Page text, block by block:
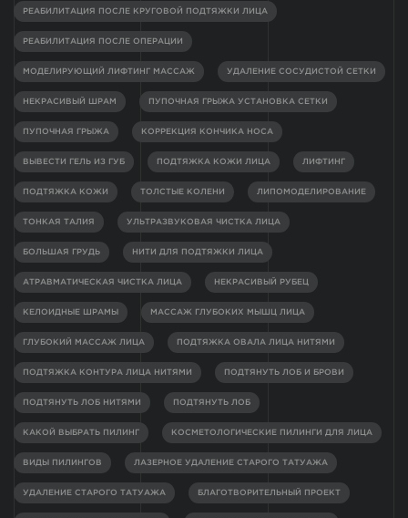
РЕАБИЛИТАЦИЯ ПОСЛЕ КРУГОВОЙ ПОДТЯЖКИ ЛИЦА
РЕАБИЛИТАЦИЯ ПОСЛЕ ОПЕРАЦИИ
МОДЕЛИРУЮЩИЙ ЛИФТИНГ МАССАЖ УДАЛЕНИЕ СОСУДИСТОЙ СЕТКИ
НЕКРАСИВЫЙ ШРАМ ПУПОЧНАЯ ГРЫЖА УСТАНОВКА СЕТКИ
ПУПОЧНАЯ ГРЫЖА КОРРЕКЦИЯ КОНЧИКА НОСА
ВЫВЕСТИ ГЕЛЬ ИЗ ГУБ ПОДТЯЖКА КОЖИ ЛИЦА ЛИФТИНГ
ПОДТЯЖКА КОЖИ ТОЛСТЫЕ КОЛЕНИ ЛИПОМОДЕЛИРОВАНИЕ
ТОНКАЯ ТАЛИЯ УЛЬТРАЗВУКОВАЯ ЧИСТКА ЛИЦА
БОЛЬШАЯ ГРУДЬ НИТИ ДЛЯ ПОДТЯЖКИ ЛИЦА
АТРАВМАТИЧЕСКАЯ ЧИСТКА ЛИЦА НЕКРАСИВЫЙ РУБЕЦ
КЕЛОИДНЫЕ ШРАМЫ МАССАЖ ГЛУБОКИХ МЫШЦ ЛИЦА
ГЛУБОКИЙ МАССАЖ ЛИЦА ПОДТЯЖКА ОВАЛА ЛИЦА НИТЯМИ
ПОДТЯЖКА КОНТУРА ЛИЦА НИТЯМИ ПОДТЯНУТЬ ЛОБ И БРОВИ
ПОДТЯНУТЬ ЛОБ НИТЯМИ ПОДТЯНУТЬ ЛОБ
КАКОЙ ВЫБРАТЬ ПИЛИНГ КОСМЕТОЛОГИЧЕСКИЕ ПИЛИНГИ ДЛЯ ЛИЦА
ВИДЫ ПИЛИНГОВ ЛАЗЕРНОЕ УДАЛЕНИЕ СТАРОГО ТАТУАЖА
УДАЛЕНИЕ СТАРОГО ТАТУАЖА БЛАГОТВОРИТЕЛЬНЫЙ ПРОЕКТ